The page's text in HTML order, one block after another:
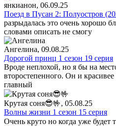
янкианон, 06.09.25
Поезд в Пусан 2: Полуостров
разрыдалась это очень хорошо
словами описать не смогу
Ангелина, 09.08.25
Дорогой принц 1 сезон 19 серия
Вроде неплохой, но я бы на
второстепенного. Он и
главный
Крутая соня😎🤟, 05.08.25
Волны жизни 1 сезон 15 серия
Очень круто но когда уже будет